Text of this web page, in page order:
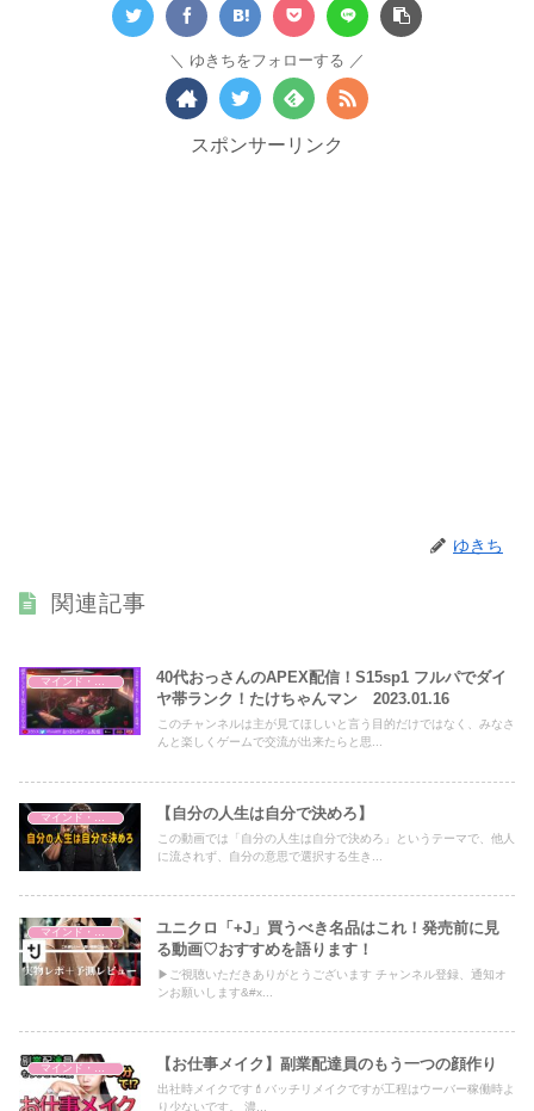
ゆきちをフォローする
スポンサーリンク
ゆきち
関連記事
マインド・哲学
40代おっさんのAPEX配信！S15sp1 フルパでダイ
ヤ帯ランク！たけちゃんマン 2023.01.16
このチャンネルは主が見てほしいと言う目的だけではなく、みなさ
んと楽しくゲームで交流が出来たらと思...
マインド・哲学 【自分の人生は自分で決めろ】
この動画では「自分の人生は自分で決めろ」というテーマで、他人
に流されず、自分の意思で選択する生き...
マインド・哲学
ユニクロ「+J」買うべき名品はこれ！発売前に見
る動画♡おすすめを語ります！
▶︎ご視聴いただきありがとうございます チャンネル登録、通知オ
ンお願いします&#x...
マインド・哲学 【お仕事メイク】副業配達員のもう一つの顔作り
出社時メイクです💄バッチリメイクですが工程はウーバー稼働時よ
り少ないです。 濃...